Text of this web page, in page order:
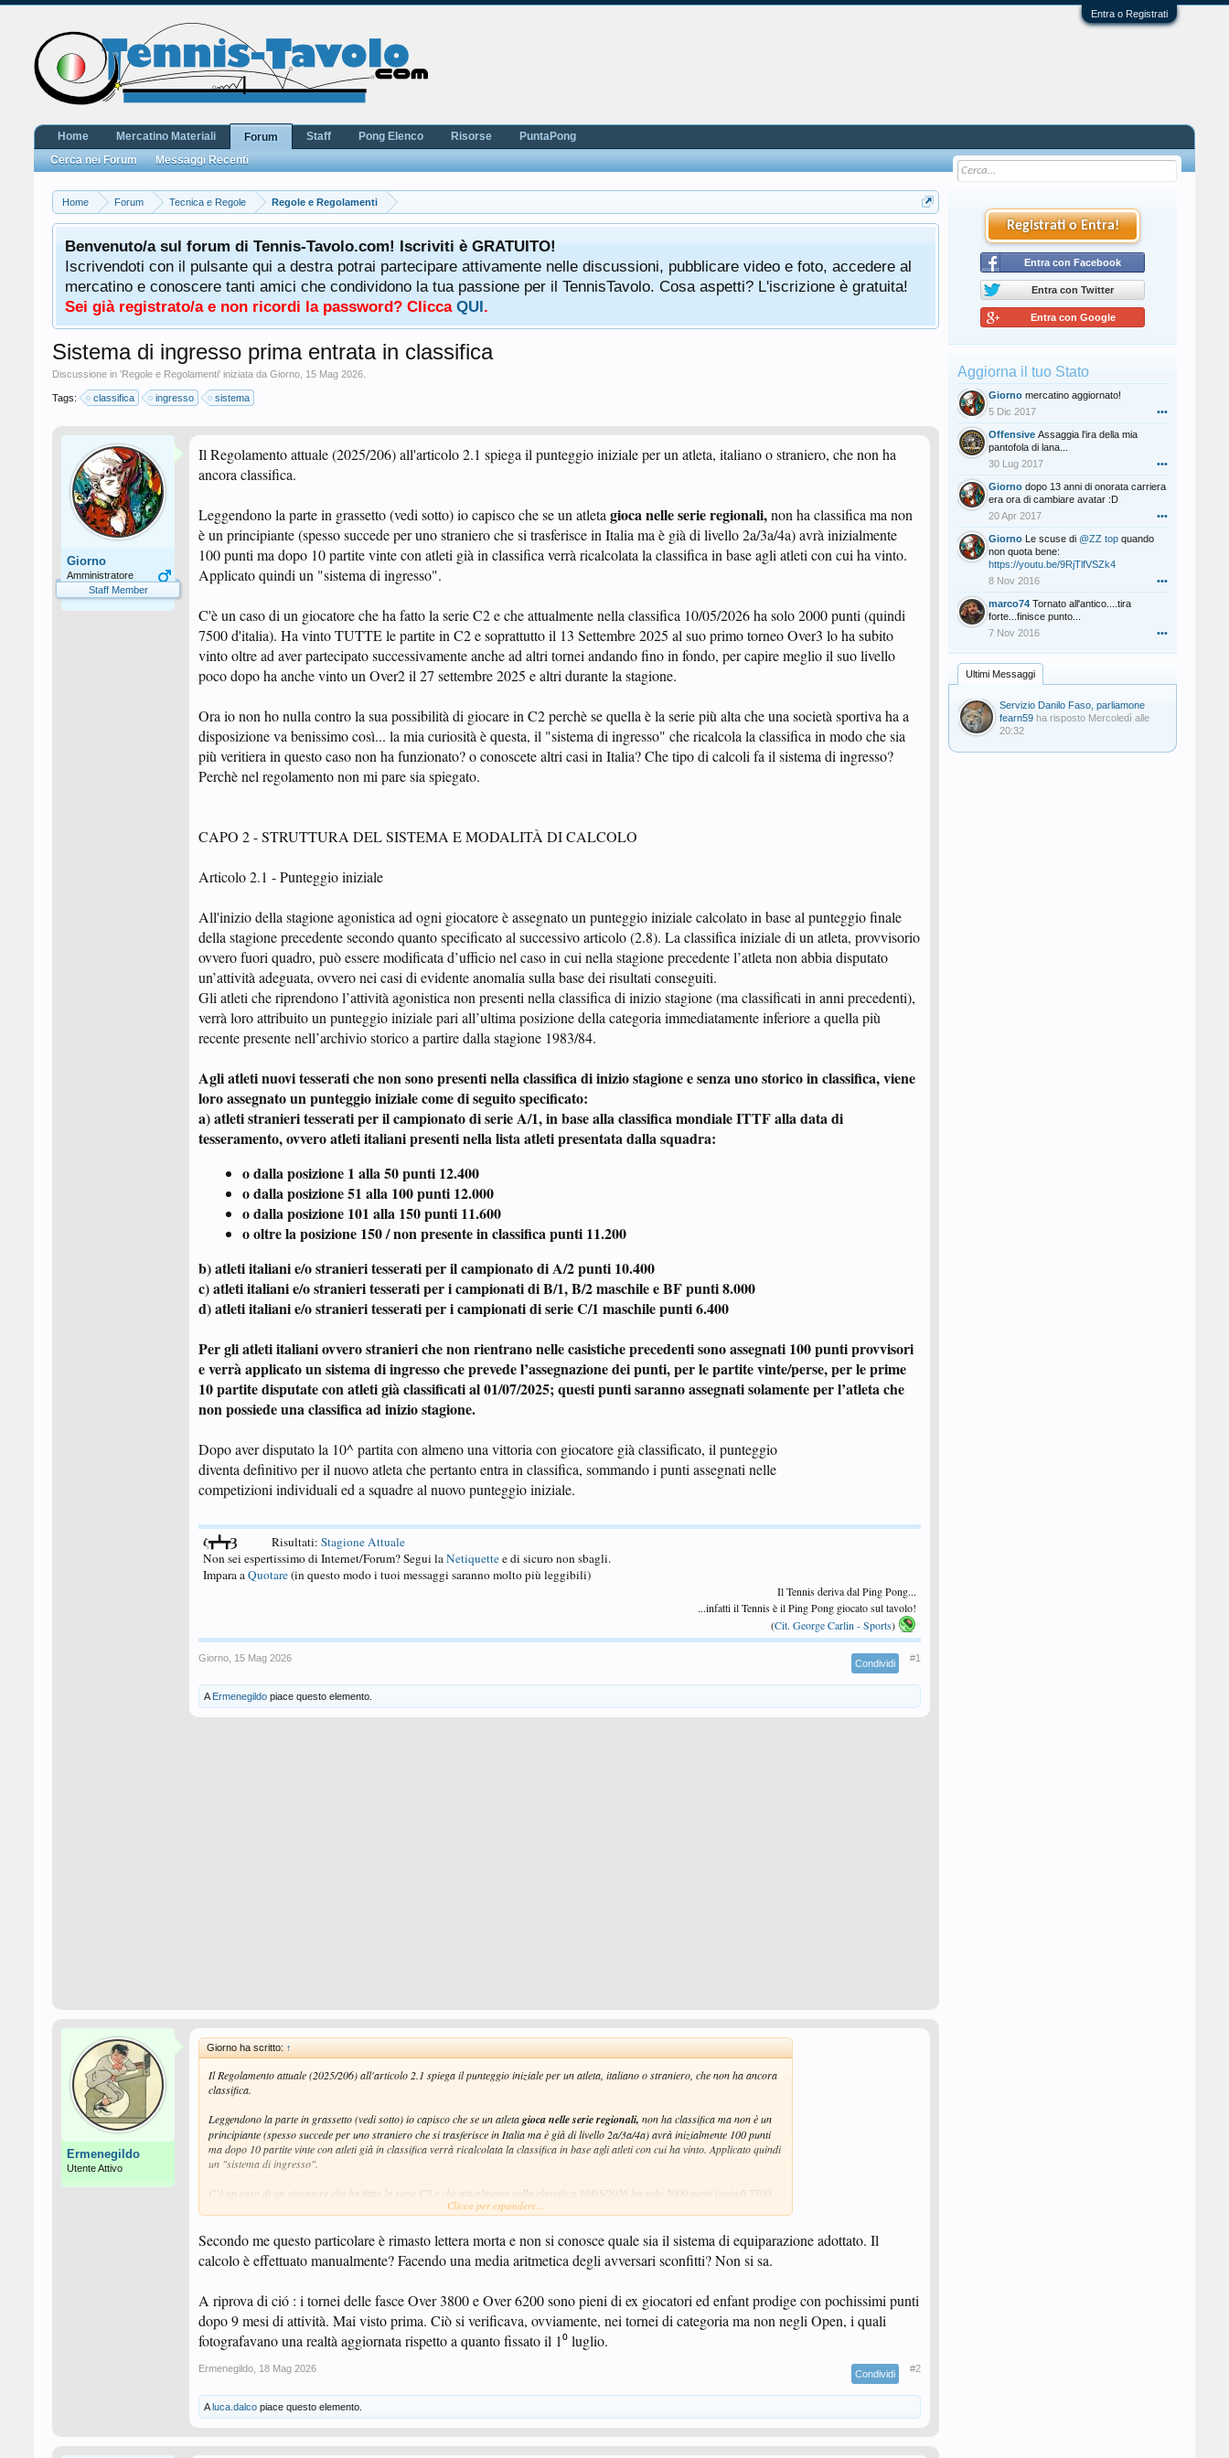
Entra o Registrati
Home Forum Tecnica e Regole Regole e Regolamenti
Benvenuto/a sul forum di Tennis-Tavolo.com! Iscriviti è GRATUITO!
Iscrivendoti con il pulsante qui a destra potrai partecipare attivamente nelle discussioni, pubblicare video e foto, accedere al
mercatino e conoscere tanti amici che condividono la tua passione per il TennisTavolo. Cosa aspetti? L'iscrizione è gratuita!
Sei già registrato/a e non ricordi la password? Clicca QUI.
Sistema di ingresso prima entrata in classifica
Discussione in 'Regole e Regolamenti' iniziata da Giorno 15 Mag 2026
Tags: classifica ingresso sistema
Giorno
Amministratore
Staff Member
Il Regolamento attuale (2025/206) all'articolo 2.1 spiega il punteggio iniziale per un atleta, italiano o straniero, che non ha
ancora classifica.
Leggendono la parte in grassetto (vedi sotto) io capisco che se un atleta gioca nelle serie regionali,non ha classifica ma non
è un principiante (spesso succede per uno straniero che si trasferisce in Italia ma è già di livello 2a/3a/4a) avrà inizialmente
100 punti ma dopo 10 partite vinte con atleti già in classifica verrà ricalcolata la classifica in base agli atleti con cui ha vinto.
Applicato quindi un "sistema di ingresso".
C'è un caso di un giocatore che ha fatto la serie C2 e che attualmente nella classifica 10/05/2026 ha solo 2000 punti (quindi
7500 d'italia). Ha vinto TUTTE le partite in C2 e soprattutto il 13 Settembre 2025 al suo primo torneo Over3 lo ha subito
vinto oltre ad aver partecipato successivamente anche ad altri tornei andando fino in fondo, per capire meglio il suo livello
poco dopo ha anche vinto un Over2 il 27 settembre 2025 e altri durante la stagione.
Ora io non ho nulla contro la sua possibilità di giocare in C2 perchè se quella è la serie più alta che una società sportiva ha a
disposizione va benissimo così... la mia curiosità è questa, il "sistema di ingresso" che ricalcola la classifica in modo che sia
più veritiera in questo caso non ha funzionato? o conoscete altri casi in Italia? Che tipo di calcoli fa il sistema di ingresso?
Perchè nel regolamento non mi pare sia spiegato.
CAPO 2 - STRUTTURA DEL SISTEMA E MODALITÀ DI CALCOLO
Articolo 2.1 - Punteggio iniziale
All'inizio della stagione agonistica ad ogni giocatore è assegnato un punteggio iniziale calcolato in base al punteggio finale
della stagione precedente secondo quanto specificato al successivo articolo (2.8). La classifica iniziale di un atleta, provvisorio
ovvero fuori quadro, può essere modificata d’ufficio nel caso in cui nella stagione precedente l’atleta non abbia disputato
un’attività adeguata, ovvero nei casi di evidente anomalia sulla base dei risultati conseguiti.
Gli atleti che riprendono l’attività agonistica non presenti nella classifica di inizio stagione (ma classificati in anni precedenti),
verrà loro attribuito un punteggio iniziale pari all’ultima posizione della categoria immediatamente inferiore a quella più
recente presente nell’archivio storico a partire dalla stagione 1983/84.
Agli atleti nuovi tesserati che non sono presenti nella classifica di inizio stagione e senza uno storico in classifica, viene
loro assegnato un punteggio iniziale come di seguito specificato:
a) atleti stranieri tesserati per il campionato di serie A/1, in base alla classifica mondiale ITTF alla data di
tesseramento, ovvero atleti italiani presenti nella lista atleti presentata dalla squadra:
o dalla posizione 1 alla 50 punti 12.400
o dalla posizione 51 alla 100 punti 12.000
o dalla posizione 101 alla 150 punti 11.600
o oltre la posizione 150 / non presente in classifica punti 11.200
b) atleti italiani e/o stranieri tesserati per il campionato di A/2 punti 10.400
c) atleti italiani e/o stranieri tesserati per i campionati di B/1, B/2 maschile e BF punti 8.000
d) atleti italiani e/o stranieri tesserati per i campionati di serie C/1 maschile punti 6.400
Per gli atleti italiani ovvero stranieri che non rientrano nelle casistiche precedenti sono assegnati 100 punti provvisori
e verrà applicato un sistema di ingresso che prevede l’assegnazione dei punti, per le partite vinte/perse, per le prime
10 partite disputate con atleti già classificati al 01/07/2025; questi punti saranno assegnati solamente per l’atleta che
non possiede una classifica ad inizio stagione.
Dopo aver disputato la 10^ partita con almeno una vittoria con giocatore già classificato, il punteggio
diventa definitivo per il nuovo atleta che pertanto entra in classifica, sommando i punti assegnati nelle
competizioni individuali ed a squadre al nuovo punteggio iniziale.
ζ┳┻┳Ȝ Risultati: Stagione Attuale
Non sei espertissimo di Internet/Forum? Segui laNetiquettee di sicuro non sbagli.
Impara aQuotare(in questo modo i tuoi messaggi saranno molto più leggibili)
Il Tennis deriva dal Ping Pong...
...infatti il Tennis è il Ping Pong giocato sul tavolo!
(Cit. George Carlin - Sports)
Giorno 15 Mag 2026 Condividi #1
A Ermenegildo piace questo elemento.
Ermenegildo
Utente Attivo
Giorno ha scritto: ↑
Il Regolamento attuale (2025/206) all'articolo 2.1 spiega il punteggio iniziale per un atleta, italiano o straniero, che non ha ancora
classifica.
Leggendono la parte in grassetto (vedi sotto) io capisco che se un atletagioca nelle serie regionali, non ha classifica ma non è un
principiante (spesso succede per uno straniero che si trasferisce in Italia ma è già di livello 2a/3a/4a) avrà inizialmente 100 punti
ma dopo 10 partite vinte con atleti già in classifica verrà ricalcolata la classifica in base agli atleti con cui ha vinto. Applicato quindi
un "sistema di ingresso".
C'è un caso di un giocatore che ha fatto la serie C2 e che attualmente nella classifica 10/05/2026 ha solo 2000 punti (quindi 7500
d'italia). Ha vinto TUTTE le partite in C2 e soprattutto il 13 Settembre 2025 al suo primo torneo Over3 lo ha subito vinto oltre ad
vinto un Over2 il 27 settembre 2025 e altri durante la stagione.
Ora io non ho nulla contro la sua possibilità di giocare in C2 perchè se quella è la serie più alta che una società sportiva ha a
veritiera in questo caso non ha funzionato? o conoscete altri casi in Italia? Che tipo di calcoli fa il sistema di ingresso? Perchè nel
regolamento non mi pare sia spiegato.
CAPO 2 - STRUTTURA DEL SISTEMA E MODALITÀ DI CALCOLO
All'inizio della stagione agonistica ad ogni giocatore è assegnato un punteggio iniziale calcolato in base al punteggio finale della
stagione precedente secondo quanto specificato al successivo articolo (2.8). La classifica iniziale di un atleta, provvisorio ovvero
fuori quadro, può essere modificata d’ufficio nel caso in cui nella stagione precedente l’atleta non abbia disputato un’attività
Clicca per espandere...
Secondo me questo particolare è rimasto lettera morta e non si conosce quale sia il sistema di equiparazione adottato. Il
calcolo è effettuato manualmente? Facendo una media aritmetica degli avversari sconfitti? Non si sa.
A riprova di ció : i tornei delle fasce Over 3800 e Over 6200 sono pieni di ex giocatori ed enfant prodige con pochissimi punti
dopo 9 mesi di attività. Mai visto prima. Ciò si verificava, ovviamente, nei tornei di categoria ma non negli Open, i quali
fotografavano una realtà aggiornata rispetto a quanto fissato il 1⁰ luglio.
Ermenegildo 18 Mag 2026 Condividi #2
Aluca.dalco piace questo elemento.
Registrati o Entra!
Entra con Facebook
Entra con Twitter
Entra con Google
Aggiorna il tuo Stato
Giorno mercatino aggiornato!
5 Dic 2017
•••
Offensive Assaggia l'ira della mia
pantofola di lana...
30 Lug 2017
•••
Giorno dopo 13 anni di onorata carriera
era ora di cambiare avatar :D
20 Apr 2017
•••
Giorno Le scuse di @ZZ top quando
non quota bene:
https://youtu.be/9RjTlfVSZk4
8 Nov 2016
•••
marco74 Tornato all'antico....tira
forte...finisce punto...
7 Nov 2016
•••
Ultimi Messaggi
Servizio Danilo Faso, parliamone
fearn59 ha risposto Mercoledì alle
20:32
Home Mercatino Materiali
Forum
Cerca nei Forum
Messaggi Recenti
Staff Pong Elenco Risorse PuntaPong